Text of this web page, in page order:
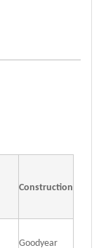
Construction
Goodyear